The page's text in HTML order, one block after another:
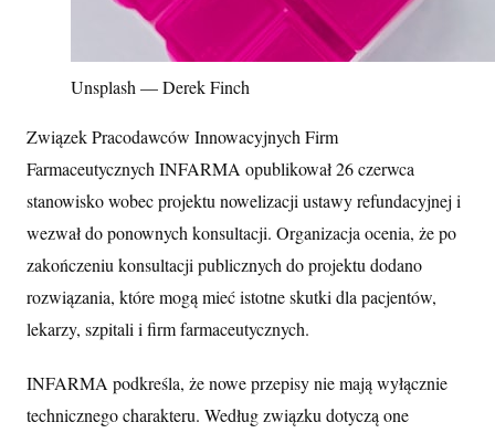
Unsplash — Derek Finch
Związek Pracodawców Innowacyjnych Firm
Farmaceutycznych INFARMA opublikował 26 czerwca
stanowisko wobec projektu nowelizacji ustawy refundacyjnej i
wezwał do ponownych konsultacji. Organizacja ocenia, że po
zakończeniu konsultacji publicznych do projektu dodano
rozwiązania, które mogą mieć istotne skutki dla pacjentów,
lekarzy, szpitali i firm farmaceutycznych.
INFARMA podkreśla, że nowe przepisy nie mają wyłącznie
technicznego charakteru. Według związku dotyczą one